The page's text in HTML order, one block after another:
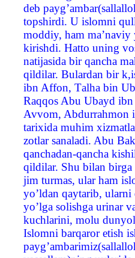
deb
topshirdi. U islomni
moddiy, ham ma’naviy
kirishdi. Hatto uning
natijasida bir qancha
qildilar. Bulardan bir
ibn Affon, Тalha bin
Raqqos Abu Ubayd
Avvom, Abdurrahmon
tarixida muhim
zotlar sanaladi. Abu
qanchadan-qancha
qildilar. Shu bilan
jim turmas, ular ham
yo’ldan qaytarib, ularni
yo’lga solishga urinar
kuchlarini, molu
Islomni barqaror etish